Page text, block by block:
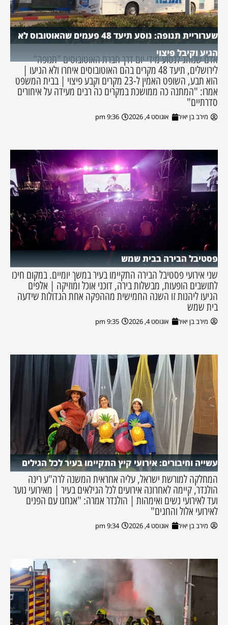
שערוריית תנופה: נוסע תיעד 48 פעמים שהאוטובוס לא
הגיע וקיבל פיצוי
אדם שנוהג לנסוע מידי יום דרך חברת האוטובוסים "תנופה"
לירושלים, תיעד 48 מקרים בהם האוטובוסים איחרו ולא הגיעו |
הוא תבע, השופט האמין ל-23 מקרים וקבע פיצוי | בבית המשפט
אמרו: "המתנה כה ממושכת במקרים כה רבים מעידה על איחורים
סדרתיים"
מירב בן יאיר אוגוסט 4, 2026 9:36 pm
פסטיבל הבירה בבית שמש
שני אירועי פסטיבל הבירה התקיימו בעיר במשך יומיים. במקום חיכו
לתושבים הופעות, מבשלות בירה, דוכני אוכל ומוזיקה | אלפים
הגיעו ליהנות זו השנה החמישית מההפקה אחת הגדולות שידעה
בית שמש
מירב בן יאיר אוגוסט 4, 2026 9:35 pm
עשייה וחיבורים: אירועי קיץ התקיימו בעיר לכל הגילים
המחלקה למורשת ישראל, עליה אחראית המשנה לרה"ע רינה
הולנדר, קיימה לאחרונה אירועים לכל הגילאים בעיר | מאירועי נוער
ועד לאירועי נשים ואימהות | הולנדר אמרה: "אנחנו עם הפנים
לאירועי אלול והחגים"
מירב בן יאיר אוגוסט 4, 2026 9:34 pm